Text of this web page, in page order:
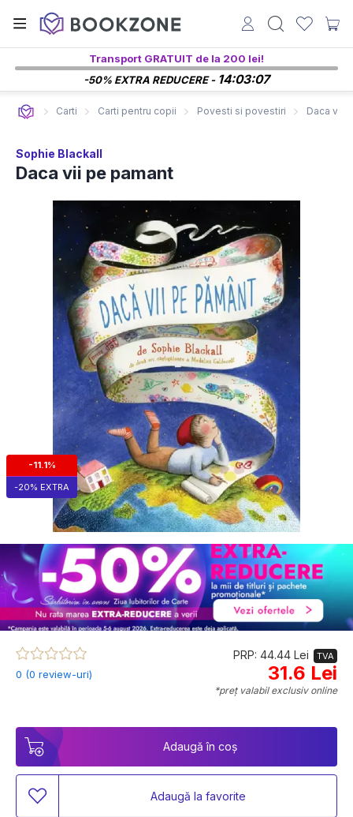
Transport GRATUIT de la 200 lei!
-50% EXTRA REDUCERE - 14:03:06
Carti Carti pentru copii Povesti si povestiri Daca vii
Sophie Blackall
Daca vii pe pamant
-11.1%
-20% EXTRA
0 (0 review-uri)
PRP: 44.44 Lei TVA
31.6 Lei
*preț valabil exclusiv online
Adaugă în coș
Adaugă la favorite